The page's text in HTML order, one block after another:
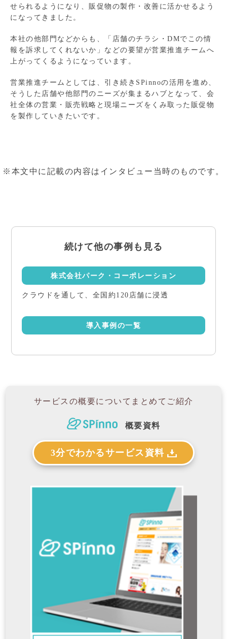
せられるようになり、販促物の製作・改善に活かせるよう
になってきました。
本社の他部門などからも、「店舗のチラシ・DMでこの情
報を訴求してくれないか」などの要望が営業推進チームへ
上がってくるようになっています。
営業推進チームとしては、引き続きSPinnoの活用を進め、
そうした店舗や他部門のニーズが集まるハブとなって、会
社全体の営業・販売戦略と現場ニーズをくみ取った販促物
を製作していきたいです。
※本文中に記載の内容はインタビュー当時のものです。
続けて他の事例も見る
株式会社パーク・コーポレーション
クラウドを通して、全国約120店舗に浸透
導入事例の一覧
サービスの概要について まとめてご紹介
概要資料
3分でわかるサービス資料